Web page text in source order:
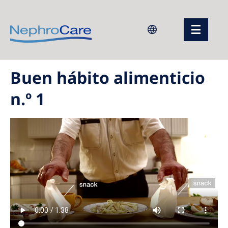
Europe
Czech Republic
France
Germany
Israel
Italy
Netherlands
Poland
Portugal
Buen hábito alimenticio
n.º 1